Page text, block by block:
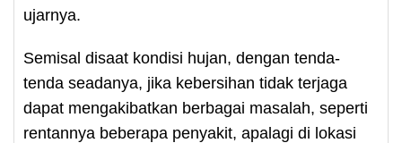
ujarnya.
Semisal disaat kondisi hujan, dengan tenda-
tenda seadanya, jika kebersihan tidak terjaga
dapat mengakibatkan berbagai masalah, seperti
rentannya beberapa penyakit, apalagi di lokasi